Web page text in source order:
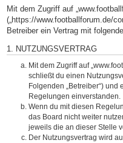
Mit dem Zugriff auf
(„https://www.footballforum.de/
Betreiber ein Vertrag mit
1. NUTZUNGSVERTRAG
Mit dem Zugriff auf
schließt du einen
Folgenden „Betreiber“)
Regelungen einverstanden.
Wenn du mit diesen
das Board nicht weiter
jeweils die an dieser Stelle
Der Nutzungsvertrag wird